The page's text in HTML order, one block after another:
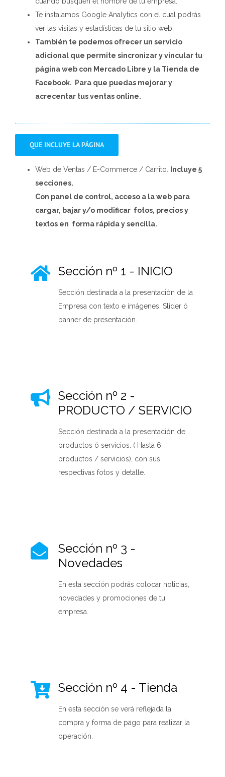
Te instalamos Google Analytics con el cual podrás
ver las visitas y estadísticas de tu sitio web.
También te podemos ofrecer un servicio
adicional que permite sincronizar y vincular tu
página web con Mercado Libre y la Tienda de
Facebook. Para que puedas mejorar y
acrecentar tus ventas online.
QUE INCLUYE LA PÁGINA
Web de Ventas / E-Commerce / Carrito
Incluye 5
secciones.
Con panel de control, acceso a la web para
cargar, bajar y/o modificar fotos, precios y
textos en forma rápida y sencilla.
Sección nº 1 - INICIO
Sección destinada a la presentación de la
Empresa con texto e imágenes. Slider ó
banner de presentación.
Sección nº 2 -
PRODUCTO / SERVICIO
Sección destinada a la presentación de
productos ó servicios. ( Hasta 6
productos / servicios), con sus
respectivas fotos y detalle.
Sección nº 3 -
Novedades
En esta sección podrás colocar noticias,
novedades y promociones de tu
empresa.
Sección nº 4 - Tienda
En esta sección se verá reflejada la
compra y forma de pago para realizar la
operación.